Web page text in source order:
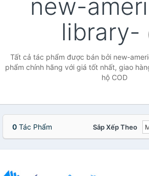
new-
library-
Tất cả tác phẩm được bán bởi new-
phẩm chính hãng với giá tốt nhất, giao
hộ COD
0 Tác Phẩm Sắp Xếp Theo